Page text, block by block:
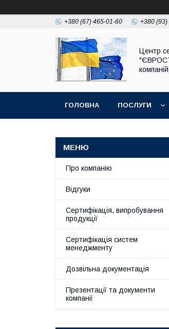
+380 (67) 465-01-60 +380 (93)
Центр
ГОЛОВНА ПОСЛУГИ
Про компанію
Відгуки
Сертифікація, випробування
продукції
Сертифікація систем
менеджменту
Дозвільна документація
Презентації та документи
компанії